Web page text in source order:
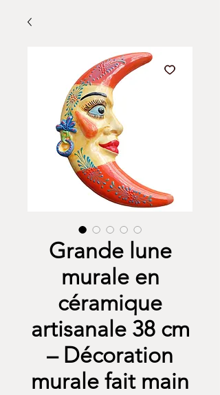
Grande lune
murale en
céramique
artisanale 38 cm
– Décoration
murale fait main